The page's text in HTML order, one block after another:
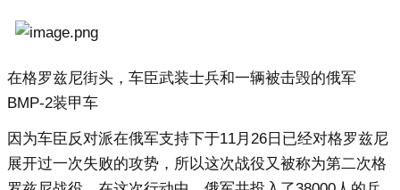
在格罗兹尼街头，车臣武装士兵和一辆被击毁的俄军
BMP-2装甲车
因为车臣反对派在俄军支持下于11月26日已经对格罗兹尼
展开过一次失败的攻势，所以这次战役又被称为第二次格